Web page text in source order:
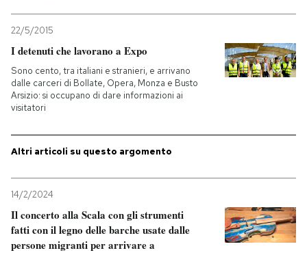
Economia
Sport
Mondiali calcio 2026
PODCAST
NEWSLETTER
I MIEI PREFERITI
SHOP
22/5/2015
I detenuti che lavorano a Expo
Sono cento, tra italiani e stranieri, e arrivano
dalle carceri di Bollate, Opera, Monza e Busto
Arsizio: si occupano di dare informazioni ai
visitatori
Altri articoli su questo argomento
14/2/2024
Il concerto alla Scala con gli strumenti
fatti con il legno delle barche usate dalle
persone migranti per arrivare a